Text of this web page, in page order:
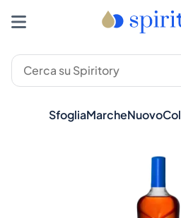
SfogliaMarcheNuovo